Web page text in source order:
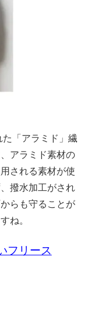
「アラミド」繊
アラミド素材の
される素材が使
撥水加工がされ
らも守ることが
ね。
フリース